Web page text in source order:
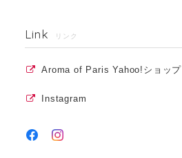
Link リンク
Aroma of Paris Yahoo!ショップ
Instagram